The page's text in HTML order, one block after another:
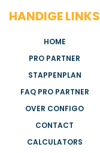
HANDIGE LINKS
HOME
PRO PARTNER
STAPPENPLAN
FAQ PRO PARTNER
OVER CONFIGO
CONTACT
CALCULATORS